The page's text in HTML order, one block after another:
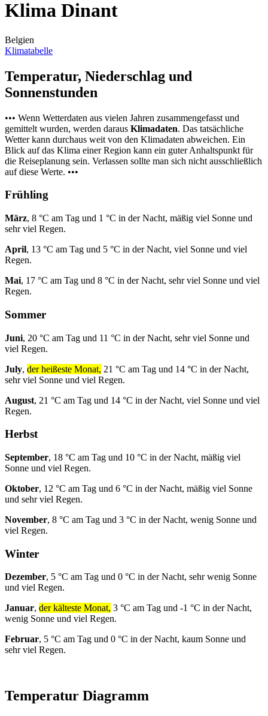
Klima Dinant
Belgien
Klimatabelle
Temperatur, Niederschlag und
Sonnenstunden
••• Wenn Wetterdaten aus vielen Jahren zusammengefasst und
gemittelt wurden, werden daraus Klimadaten. Das tatsächliche
Wetter kann durchaus weit von den Klimadaten abweichen. Ein
Blick auf das Klima einer Region kann ein guter Anhaltspunkt für
die Reiseplanung sein. Verlassen sollte man sich nicht ausschließlich
auf diese Werte. •••
Frühling
März, 8 °C am Tag und 1 °C in der Nacht, mäßig viel Sonne und
sehr viel Regen.
April, 13 °C am Tag und 5 °C in der Nacht, viel Sonne und viel
Regen.
Mai, 17 °C am Tag und 8 °C in der Nacht, sehr viel Sonne und viel
Regen.
Sommer
Juni, 20 °C am Tag und 11 °C in der Nacht, sehr viel Sonne und
viel Regen.
July, der heißeste Monat, 21 °C am Tag und 14 °C in der Nacht,
sehr viel Sonne und viel Regen.
August, 21 °C am Tag und 14 °C in der Nacht, viel Sonne und viel
Regen.
Herbst
September, 18 °C am Tag und 10 °C in der Nacht, mäßig viel
Sonne und viel Regen.
Oktober, 12 °C am Tag und 6 °C in der Nacht, mäßig viel Sonne
und sehr viel Regen.
November, 8 °C am Tag und 3 °C in der Nacht, wenig Sonne und
viel Regen.
Winter
Dezember, 5 °C am Tag und 0 °C in der Nacht, sehr wenig Sonne
und viel Regen.
Januar, der kälteste Monat, 3 °C am Tag und -1 °C in der Nacht,
wenig Sonne und viel Regen.
Februar, 5 °C am Tag und 0 °C in der Nacht, kaum Sonne und
sehr viel Regen.
Temperatur Diagramm